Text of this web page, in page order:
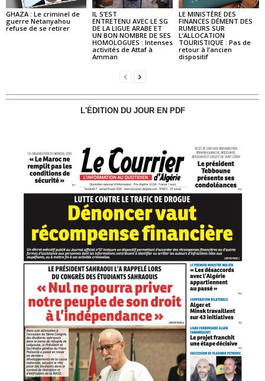
GHAZA : Le criminel de
guerre Netanyahou
refuse de se retirer
IL S’EST
ENTRETENU AVEC LE SG
DE LA LIGUE ARABE ET
UN BON NOMBRE DE SES
HOMOLOGUES : Intenses
activités de Attaf à
Amman
LE MINISTÈRE DES
FINANCES DÉMENT DES
RUMEURS SUR
L’ALLOCATION
TOURISTIQUE : Pas de
retour à l’ancien
dispositif
L'ÉDITION DU JOUR EN PDF